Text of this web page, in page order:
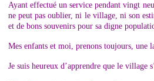
Ayant effectué un service pendant vingt
ne peut pas oublier, ni le village, ni son
et de bons souvenirs pour sa digne
Mes enfants et moi, prenons toujours, une
Je suis heureux d’apprendre que le village